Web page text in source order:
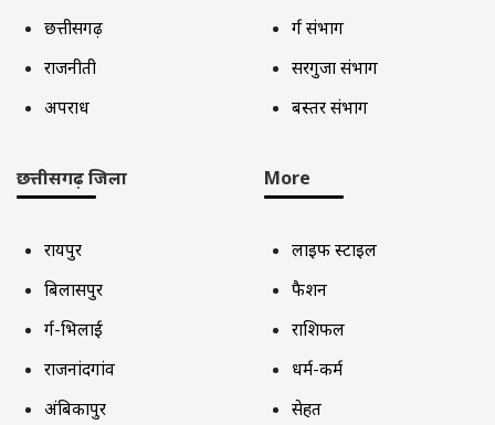
छत्तीसगढ़
राजनीती
अपराध
दुर्ग संभाग
सरगुजा संभाग
बस्तर संभाग
छत्तीसगढ़ जिला
रायपुर
बिलासपुर
दुर्ग-भिलाई
राजनांदगांव
अंबिकापुर
More
लाइफ स्टाइल
फैशन
राशिफल
धर्म-कर्म
सेहत